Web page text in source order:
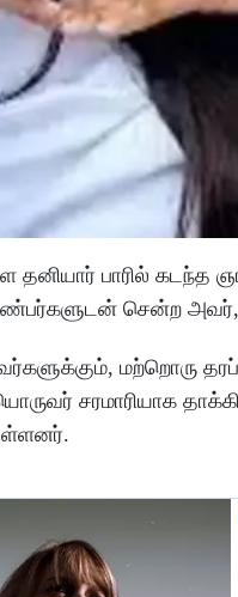
பாரில் கடந்த
சென்ற அவர்,
மற்றொரு
சரமாரியாக